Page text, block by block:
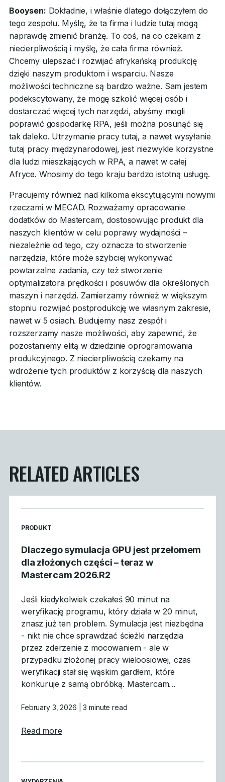
Booysen: Dokładnie, i właśnie dlatego dołączyłem do
tego zespołu. Myślę, że ta firma i ludzie tutaj mogą
naprawdę zmienić branżę. To coś, na co czekam z
niecierpliwością i myślę, że cała firma również.
Chcemy ulepszać i rozwijać afrykańską produkcję
dzięki naszym produktom i wsparciu. Nasze
możliwości techniczne są bardzo ważne. Sam jestem
podekscytowany, że mogę szkolić więcej osób i
dostarczać więcej tych narzędzi, abyśmy mogli
poprawić gospodarkę RPA, jeśli można posunąć się
tak daleko. Utrzymanie pracy tutaj, a nawet wysyłanie
tutaj pracy międzynarodowej, jest niezwykle korzystne
dla ludzi mieszkających w RPA, a nawet w całej
Afryce. Wnosimy do tego kraju bardzo istotną usługę.
Pracujemy również nad kilkoma ekscytującymi nowymi
rzeczami w MECAD. Rozważamy opracowanie
dodatków do Mastercam, dostosowując produkt dla
naszych klientów w celu poprawy wydajności –
niezależnie od tego, czy oznacza to stworzenie
narzędzia, które może szybciej wykonywać
powtarzalne zadania, czy też stworzenie
optymalizatora prędkości i posuwów dla określonych
maszyn i narzędzi. Zamierzamy również w większym
stopniu rozwijać postprodukcję we własnym zakresie,
nawet w 5 osiach. Budujemy nasz zespół i
rozszerzamy nasze możliwości, aby zapewnić, że
pozostaniemy elitą w dziedzinie oprogramowania
produkcyjnego. Z niecierpliwością czekamy na
wdrożenie tych produktów z korzyścią dla naszych
klientów.
RELATED ARTICLES
READ MORE ARTICLES ABOUT
PRODUKT
Dlaczego symulacja GPU jest przełomem
dla złożonych części – teraz w
Mastercam 2026.R2
Jeśli kiedykolwiek czekałeś 90 minut na
weryfikację programu, który działa w 20 minut,
znasz już ten problem. Symulacja jest niezbędna
- nikt nie chce sprawdzać ścieżki narzędzia
przez zderzenie z mocowaniem - ale w
przypadku złożonej pracy wieloosiowej, czas
weryfikacji stał się wąskim gardłem, które
konkuruje z samą obróbką. Mastercam…
February 3, 2026 | 3 minute read
Read moreabout Dlaczego symulacja GPU jest